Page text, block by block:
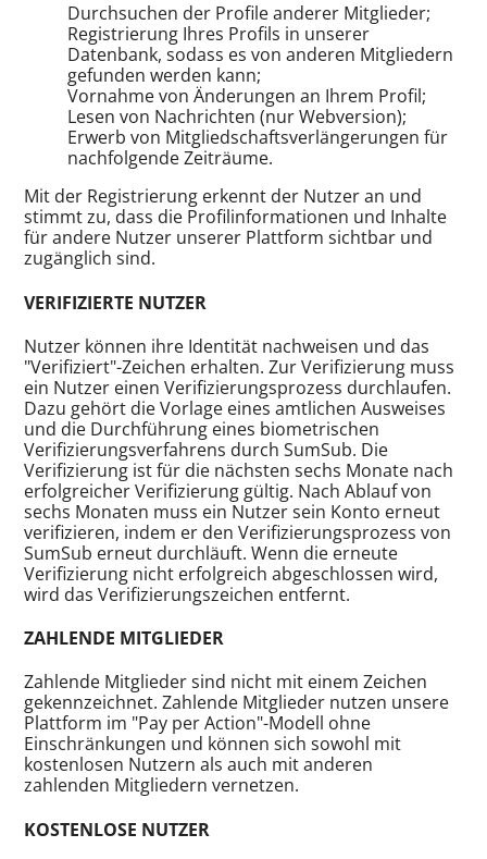
Durchsuchen der Profile anderer Mitglieder;
Registrierung Ihres Profils in unserer
Datenbank, sodass es von anderen Mitgliedern
gefunden werden kann;
Vornahme von Änderungen an Ihrem Profil;
Lesen von Nachrichten (nur Webversion);
Erwerb von Mitgliedschaftsverlängerungen für
nachfolgende Zeiträume.
Mit der Registrierung erkennt der Nutzer an und
stimmt zu, dass die Profilinformationen und Inhalte
für andere Nutzer unserer Plattform sichtbar und
zugänglich sind.
VERIFIZIERTE NUTZER
Nutzer können ihre Identität nachweisen und das
"Verifiziert"-Zeichen erhalten. Zur Verifizierung muss
ein Nutzer einen Verifizierungsprozess durchlaufen.
Dazu gehört die Vorlage eines amtlichen Ausweises
und die Durchführung eines biometrischen
Verifizierungsverfahrens durch SumSub. Die
Verifizierung ist für die nächsten sechs Monate nach
erfolgreicher Verifizierung gültig. Nach Ablauf von
sechs Monaten muss ein Nutzer sein Konto erneut
verifizieren, indem er den Verifizierungsprozess von
SumSub erneut durchläuft. Wenn die erneute
Verifizierung nicht erfolgreich abgeschlossen wird,
wird das Verifizierungszeichen entfernt.
ZAHLENDE MITGLIEDER
Zahlende Mitglieder sind nicht mit einem Zeichen
gekennzeichnet. Zahlende Mitglieder nutzen unsere
Plattform im "Pay per Action"-Modell ohne
Einschränkungen und können sich sowohl mit
kostenlosen Nutzern als auch mit anderen
zahlenden Mitgliedern vernetzen.
KOSTENLOSE NUTZER